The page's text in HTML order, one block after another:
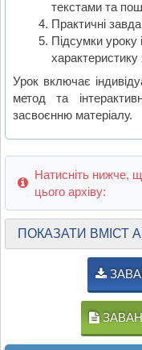
текстами та
Практичні
Підсумки
характеристику
Урок включає
метод та
засвоєнню матеріалу.
Натисніть нижче,
цього архіву:
ПОКАЗАТИ ВМІСТ